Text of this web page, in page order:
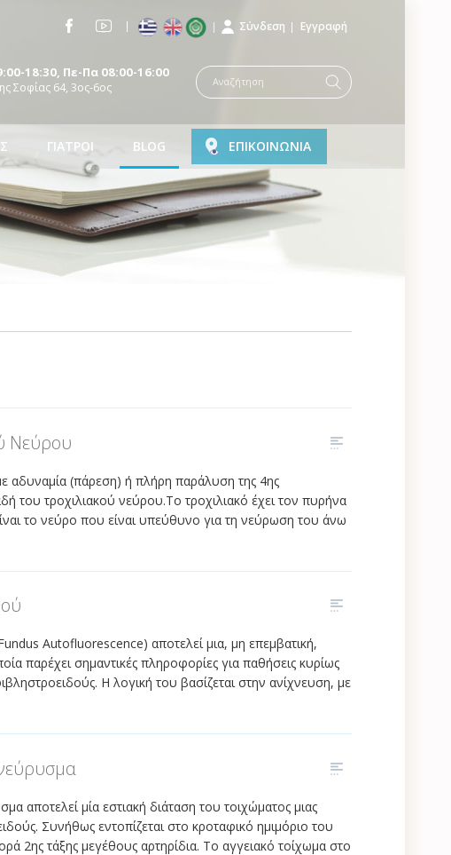
Εγγραφή
Σύνδεση
18:30, Πε-Πα 08:00-16:00
Σοφίας 64, 3ος-6ος
ΓΙΑΤΡΟΙ BLOG ΕΠΙΚΟΙΝΩΝΙΑ
Νεύρου
αδυναμία (πάρεση) ή πλήρη παράλυση της 4ης
του τροχιλιακού νεύρου.Το τροχιλιακό έχει τον πυρήνα
το νεύρο που είναι υπεύθυνο για τη νεύρωση του άνω
Autofluorescence) αποτελεί μια, μη επεμβατική,
παρέχει σημαντικές πληροφορίες για παθήσεις κυρίως
Η λογική του βασίζεται στην ανίχνευση, με
αποτελεί μία εστιακή διάταση του τοιχώματος μιας
Συνήθως εντοπίζεται στο κροταφικό ημιμόριο του
2ης τάξης μεγέθους αρτηρίδια. Το αγγειακό τοίχωμα στο